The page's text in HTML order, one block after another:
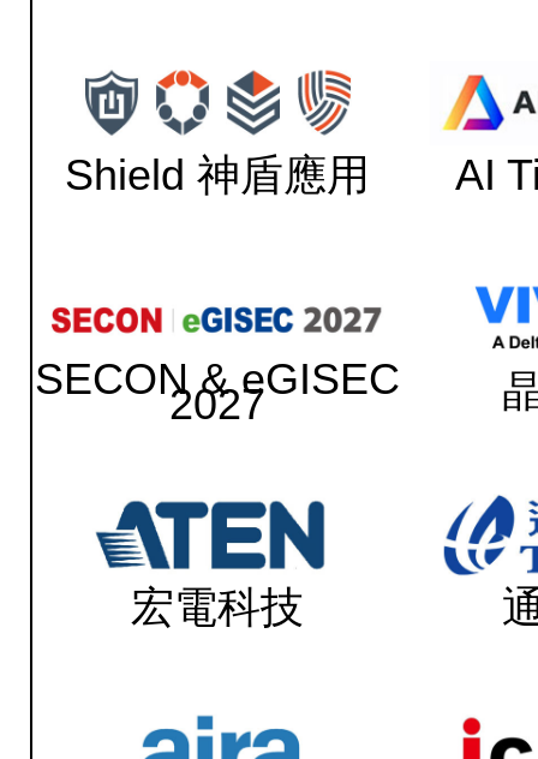
Shield 神盾應用 AI
SECON & eGISEC
2027
宏電科技